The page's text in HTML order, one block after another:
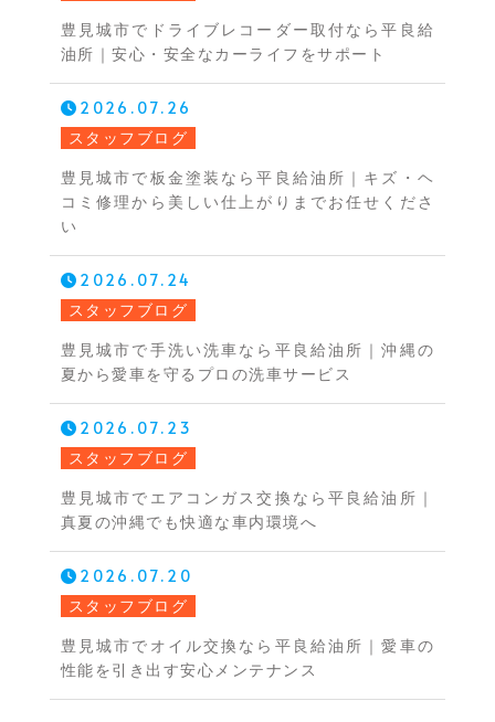
豊見城市でドライブレコーダー取付なら平良給
油所｜安心・安全なカーライフをサポート
2026.07.26
スタッフブログ
豊見城市で板金塗装なら平良給油所｜キズ・ヘ
コミ修理から美しい仕上がりまでお任せくださ
い
2026.07.24
スタッフブログ
豊見城市で手洗い洗車なら平良給油所｜沖縄の
夏から愛車を守るプロの洗車サービス
2026.07.23
スタッフブログ
豊見城市でエアコンガス交換なら平良給油所｜
真夏の沖縄でも快適な車内環境へ
2026.07.20
スタッフブログ
豊見城市でオイル交換なら平良給油所｜愛車の
性能を引き出す安心メンテナンス